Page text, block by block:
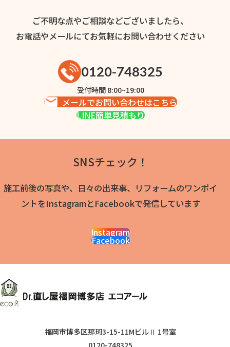
ご不明な点やご相談などございましたら、
お電話やメールにてお気軽にお問い合わせください
0120-748325
受付時間 8:00~19:00
メールでお問い合わせはこちら
LINE簡単見積もり
SNSチェック！
施工前後の写真や、日々の出来事、リフォームのワンポイ
ントをInstagramとFacebookで発信しています
Instagram
Facebook
福岡市博多区那珂3-15-11MビルⅡ 1号室
0120-748325